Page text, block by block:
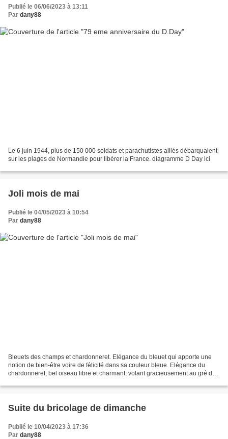
Publié le 06/06/2023 à 13:11
Par dany88
Le 6 juin 1944, plus de 150 000 soldats et parachutistes alliés débarquaient
sur les plages de Normandie pour libérer la France. diagramme D Day ici
Joli mois de mai
Publié le 04/05/2023 à 10:54
Par dany88
Bleuets des champs et chardonneret. Elégance du bleuet qui apporte une
notion de bien-être voire de félicité dans sa couleur bleue. Elégance du
chardonneret, bel oiseau libre et charmant, volant gracieusement au gré du
Suite du bricolage de dimanche
Publié le 10/04/2023 à 17:36
Par dany88